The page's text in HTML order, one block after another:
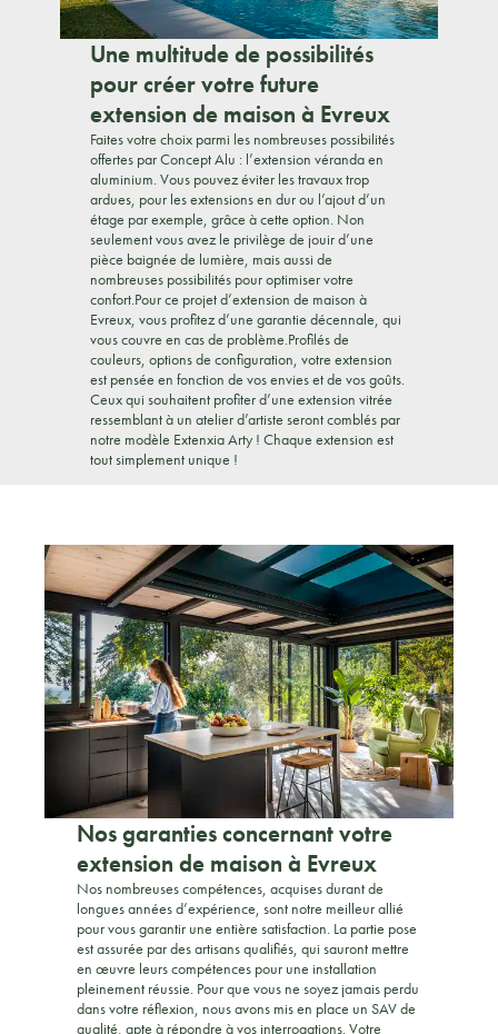
Une multitude de possibilités
pour créer votre future
extension de maison à Evreux
Faites votre choix parmi les nombreuses possibilités
offertes par Concept Alu : l’extension véranda en
aluminium. Vous pouvez éviter les travaux trop
ardues, pour les extensions en dur ou l’ajout d’un
étage par exemple, grâce à cette option. Non
seulement vous avez le privilège de jouir d’une
pièce baignée de lumière, mais aussi de
nombreuses possibilités pour optimiser votre
confort.Pour ce projet d’extension de maison à
Evreux, vous profitez d’une garantie décennale, qui
vous couvre en cas de problème.Profilés de
couleurs, options de configuration, votre extension
est pensée en fonction de vos envies et de vos goûts.
Ceux qui souhaitent profiter d’une extension vitrée
ressemblant à un atelier d’artiste seront comblés par
notre modèle Extenxia Arty ! Chaque extension est
tout simplement unique !
Nos garanties concernant votre
extension de maison à Evreux
Nos nombreuses compétences, acquises durant de
longues années d’expérience, sont notre meilleur allié
pour vous garantir une entière satisfaction. La partie pose
est assurée par des artisans qualifiés, qui sauront mettre
en œuvre leurs compétences pour une installation
pleinement réussie. Pour que vous ne soyez jamais perdu
dans votre réflexion, nous avons mis en place un SAV de
qualité, apte à répondre à vos interrogations. Votre